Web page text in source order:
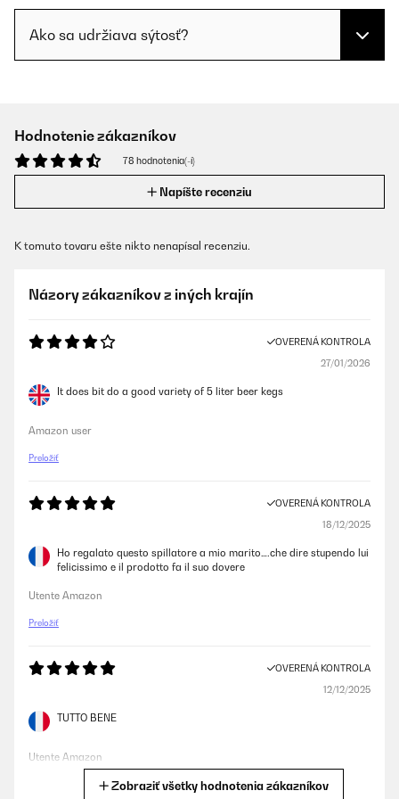
Ako sa udržiava sýtosť?
Hodnotenie zákazníkov
78 hodnotenia(-í)
Napíšte recenziu
K tomuto tovaru ešte nikto nenapísal recenziu.
Názory zákazníkov z iných krajín
OVERENÁ KONTROLA
27/01/2026
It does bit do a good variety of 5 liter beer kegs
Amazon user
Preložiť
OVERENÁ KONTROLA
18/12/2025
Ho regalato questo spillatore a mio marito….che dire stupendo lui
felicissimo e il prodotto fa il suo dovere
Utente Amazon
Preložiť
OVERENÁ KONTROLA
12/12/2025
TUTTO BENE
Utente Amazon
Zobraziť všetky hodnotenia zákazníkov